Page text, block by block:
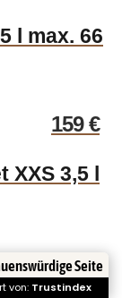
l max. 66
159€
3,5 l
239€
Seite
von: Trustindex